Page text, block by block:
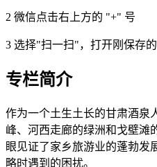
2 微信点击右上方的 "+" 号
3 选择"扫一扫"，打开刚保存
专栏简介
作为一个土生土长的甘肃酒泉
峰、河西走廊的绿洲和戈壁滩
眼见证了家乡旅游业的蓬勃发
略时遇到的困扰。